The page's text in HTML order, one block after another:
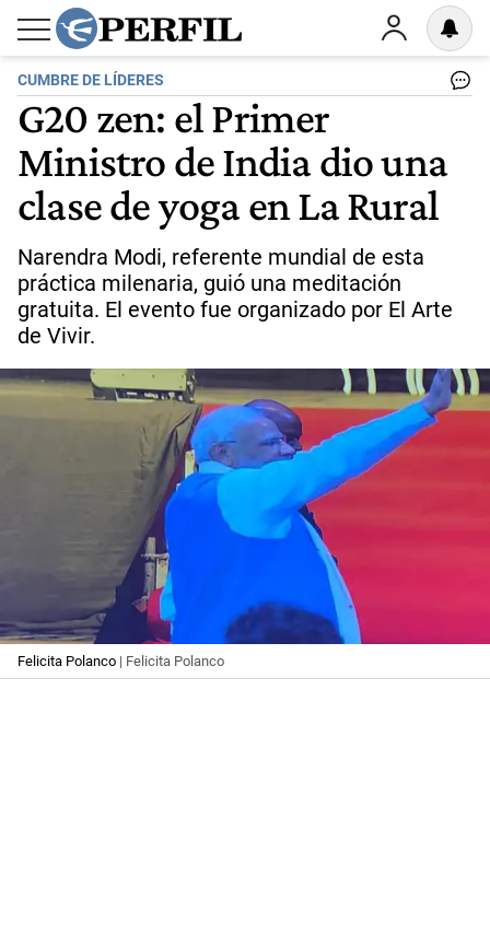
CUMBRE DE LÍDERES
G20 zen: el Primer
Ministro de India dio una
clase de yoga en La Rural
Narendra Modi, referente mundial de esta
práctica milenaria, guió una meditación
gratuita. El evento fue organizado por El Arte
de Vivir.
Felicita Polanco | Felicita Polanco